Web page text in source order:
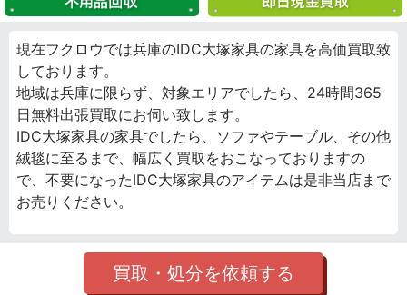
現在フクロウでは兵庫のIDC大塚家具の家具を高価買取致
しております。
地域は兵庫に限らず、対象エリアでしたら、24時間365
日無料出張買取にお伺い致します。
IDC大塚家具の家具でしたら、ソファやテーブル、その他
絨毯に至るまで、幅広く買取をおこなっておりますの
で、不要になったIDC大塚家具のアイテムは是非当店まで
お売りください。
買取・処分を依頼する